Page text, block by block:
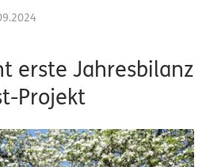
erste Jahresbilanz
Projekt